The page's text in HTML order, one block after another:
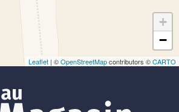
+
−
Leaflet | ©OpenStreetMapcontributors ©CARTO